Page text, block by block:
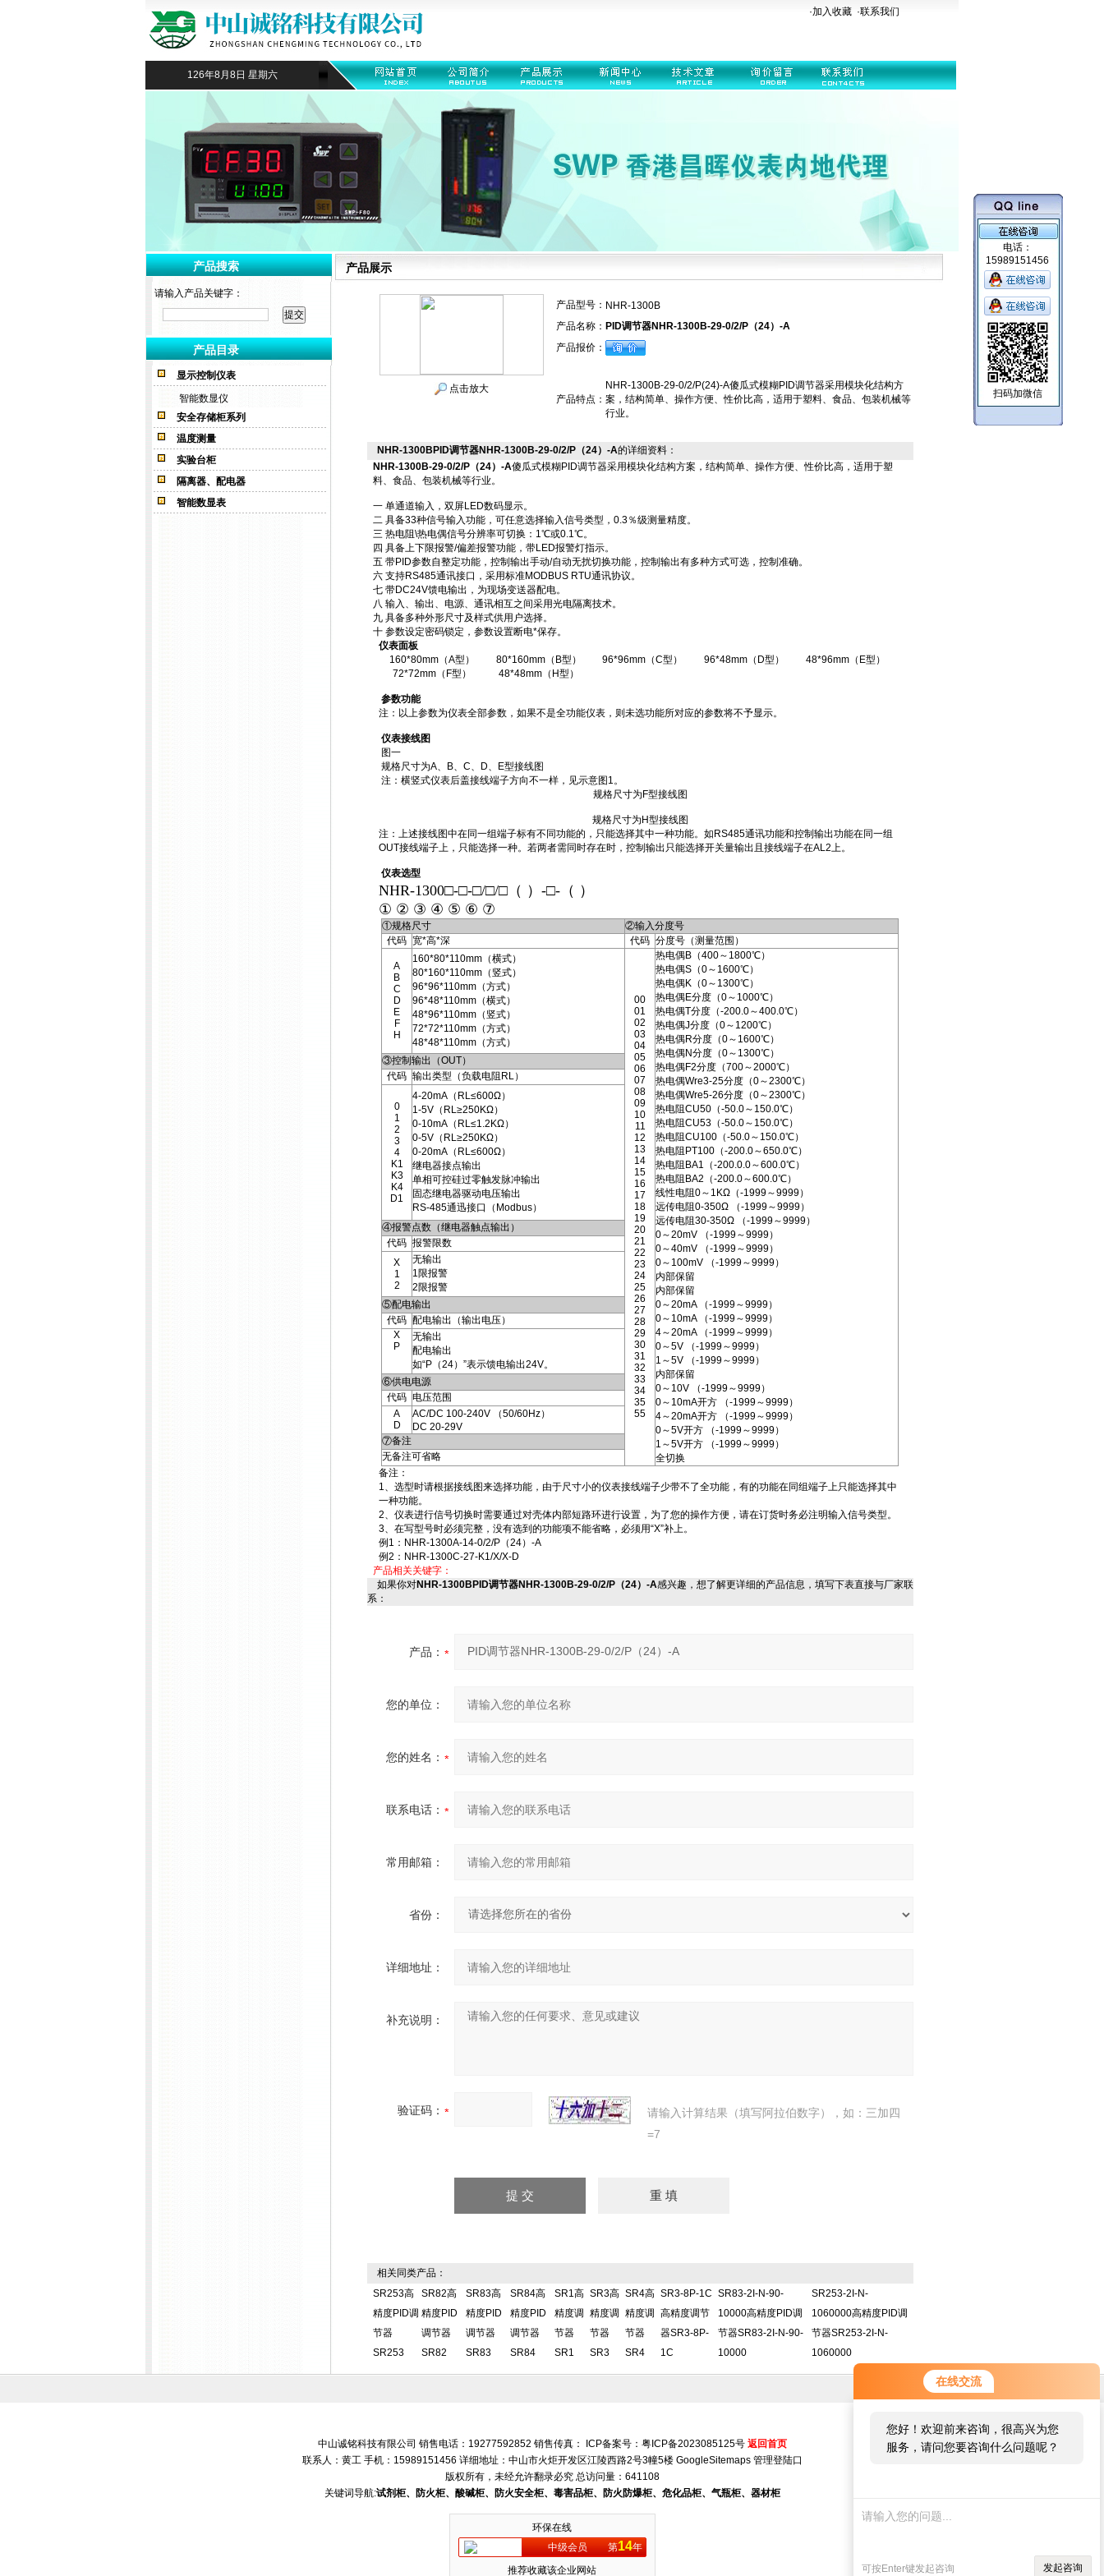
在线交流
您好！欢迎前来咨询，很高兴为您
服务，请问您要咨询什么问题呢？
了需求产品，您可以直接在线与我
联系！
可按Enter键发起咨询 发起咨询
·加入收藏 ·联系我们
126年8月8日 星期六
产品搜索
请输入产品关键字：
产品目录
显示控制仪表
智能数显仪
安全存储柜系列
温度测量
实验台柜
隔离器、配电器
智能数显表
产品展示
点击放大
产品型号： NHR-1300B
产品名称： PID调节器NHR-1300B-29-0/2/P（24）-A
产品报价：
产品特点：
NHR-1300B-29-0/2/P(24)-A傻瓜式模糊PID调节器采用模块化结构方
案，结构简单、操作方便、性价比高，适用于塑料、食品、包装机械等
行业。
NHR-1300BPID调节器NHR-1300B-29-0/2/P（24）-A的详细资料：
NHR-1300B-29-0/2/P（24）-A傻瓜式模糊PID调节器采用模块化结构方案，结构简单、操作方便、性价比高，适用于塑
料、食品、包装机械等行业。
一 单通道输入，双屏LED数码显示。
二 具备33种信号输入功能，可任意选择输入信号类型，0.3％级测量精度。
三 热电阻\热电偶信号分辨率可切换：1℃或0.1℃。
四 具备上下限报警/偏差报警功能，带LED报警灯指示。
五 带PID参数自整定功能，控制输出手动/自动无扰切换功能，控制输出有多种方式可选，控制准确。
六 支持RS485通讯接口，采用标准MODBUS RTU通讯协议。
七 带DC24V馈电输出，为现场变送器配电。
八 输入、输出、电源、通讯相互之间采用光电隔离技术。
九 具备多种外形尺寸及样式供用户选择。
十 参数设定密码锁定，参数设置断电*保存。
仪表面板
160*80mm（A型）
80*160mm（B型） 96*96mm（C型） 96*48mm（D型）
48*96mm（E型）
72*72mm（F型）
48*48mm（H型）
参数功能
注：以上参数为仪表全部参数，如果不是全功能仪表，则未选功能所对应的参数将不予显示。
仪表接线图
图一
规格尺寸为A、B、C、D、E型接线图
注：横竖式仪表后盖接线端子方向不一样，见示意图1。
规格尺寸为F型接线图
规格尺寸为H型接线图
注：上述接线图中在同一组端子标有不同功能的，只能选择其中一种功能。如RS485通讯功能和控制输出功能在同一组
OUT接线端子上，只能选择一种。若两者需同时存在时，控制输出只能选择开关量输出且接线端子在AL2上。
仪表选型
NHR-1300□-□-□/□/□（ ）-□-（ ）
① ② ③ ④ ⑤ ⑥ ⑦
①规格尺寸
②输入分度号
代码 宽*高*深 代码 分度号（测量范围）
A
B
C
D
E
F
H
160*80*110mm（横式）
80*160*110mm（竖式）
96*96*110mm（方式）
96*48*110mm（横式）
48*96*110mm（竖式）
72*72*110mm（方式）
48*48*110mm（方式）
00
01
02
03
04
05
06
07
08
09
10
11
12
13
14
15
16
17
18
19
20
21
22
23
24
25
26
27
28
29
30
31
32
33
34
35
55
热电偶B（400～1800℃）
热电偶S（0～1600℃）
热电偶K（0～1300℃）
热电偶E分度（0～1000℃）
热电偶T分度（-200.0～400.0℃）
热电偶J分度（0～1200℃）
热电偶R分度（0～1600℃）
热电偶N分度（0～1300℃）
热电偶F2分度（700～2000℃）
热电偶Wre3-25分度（0～2300℃）
热电偶Wre5-26分度（0～2300℃）
热电阻CU50（-50.0～150.0℃）
热电阻CU53（-50.0～150.0℃）
热电阻CU100（-50.0～150.0℃）
热电阻PT100（-200.0～650.0℃）
热电阻BA1（-200.0.0～600.0℃）
热电阻BA2（-200.0～600.0℃）
线性电阻0～1KΩ（-1999～9999）
远传电阻0-350Ω （-1999～9999）
远传电阻30-350Ω （-1999～9999）
0～20mV （-1999～9999）
0～40mV （-1999～9999）
0～100mV （-1999～9999）
内部保留
内部保留
0～20mA （-1999～9999）
0～10mA （-1999～9999）
4～20mA （-1999～9999）
0～5V （-1999～9999）
1～5V （-1999～9999）
内部保留
0～10V （-1999～9999）
0～10mA开方 （-1999～9999）
4～20mA开方 （-1999～9999）
0～5V开方 （-1999～9999）
1～5V开方 （-1999～9999）
全切换
③控制输出（OUT）
代码 输出类型（负载电阻RL）
0
1
2
3
4
K1
K3
K4
D1
4-20mA（RL≤600Ω）
1-5V（RL≥250KΩ）
0-10mA（RL≤1.2KΩ）
0-5V（RL≥250KΩ）
0-20mA（RL≤600Ω）
继电器接点输出
单相可控硅过零触发脉冲输出
固态继电器驱动电压输出
RS-485通迅接口（Modbus）
④报警点数（继电器触点输出）
代码 报警限数
X
1
2
无输出
1限报警
2限报警
⑤配电输出
代码 配电输出（输出电压）
X
P
无输出
配电输出
如“P（24）”表示馈电输出24V。
⑥供电电源
代码 电压范围
A
D
AC/DC 100-240V （50/60Hz）
DC 20-29V
⑦备注
无备注可省略
备注：
1、选型时请根据接线图来选择功能，由于尺寸小的仪表接线端子少带不了全功能，有的功能在同组端子上只能选择其中
一种功能。
2、仪表进行信号切换时需要通过对壳体内部短路环进行设置，为了您的操作方便，请在订货时务必注明输入信号类型。
3、在写型号时必须完整，没有选到的功能项不能省略，必须用“X”补上。
例1：NHR-1300A-14-0/2/P（24）-A
例2：NHR-1300C-27-K1/X/X-D
产品相关关键字：
如果你对NHR-1300BPID调节器NHR-1300B-29-0/2/P（24）-A感兴趣，想了解更详细的产品信息，填写下表直接与厂家联
系：
产品：
您的单位：
您的姓名：
联系电话：
常用邮箱：
省份：
详细地址：
补充说明：
验证码：
请输入计算结果（填写阿拉伯数字），如：三加四
=7
相关同类产品：
SR253高
精度PID调
节器
SR253
SR82高
精度PID
调节器
SR82
SR83高
精度PID
调节器
SR83
SR84高
精度PID
调节器
SR84
SR1高
精度调
节器
SR1
SR3高
精度调
节器
SR3
SR4高
精度调
节器
SR4
SR3-8P-1C
高精度调节
器SR3-8P-
1C
SR83-2I-N-90-
10000高精度PID调
节器SR83-2I-N-90-
10000
SR253-2I-N-
1060000高精度PID调
节器SR253-2I-N-
1060000
中山诚铭科技有限公司 销售电话：19277592852 销售传真： ICP备案号： 粤ICP备2023085125号 返回首页
联系人：黄工 手机：15989151456 详细地址：中山市火炬开发区江陵西路2号3幢5楼 GoogleSitemaps 管理登陆口
版权所有，未经允许翻录必究总访问量：641108
关键词导航:试剂柜、防火柜、酸碱柜、防火安全柜、毒害品柜、防火防爆柜、危化品柜、气瓶柜、器材柜
电话：
15989151456
扫码加微信
环保在线
中级会员
第14年
推荐收藏该企业网站